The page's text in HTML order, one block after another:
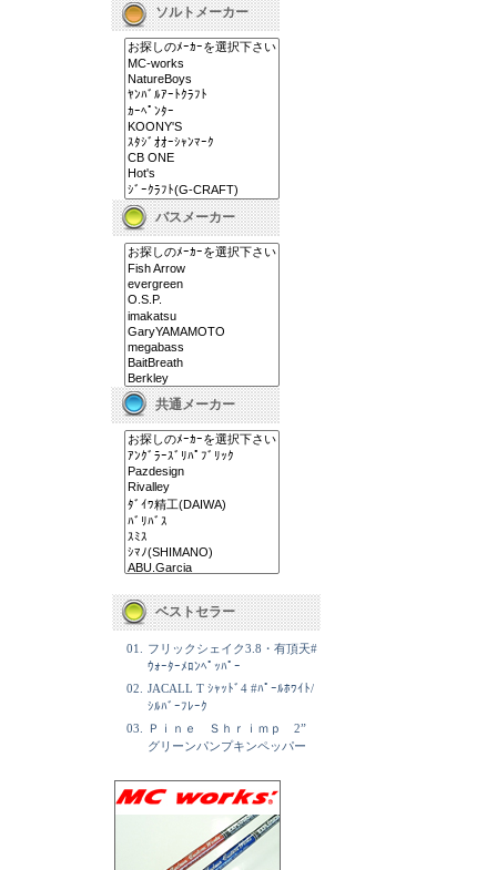
ソルトメーカー
バスメーカー
共通メーカー
ベストセラー
01.
フリックシェイク3.8・有頂天#
ｳｫｰﾀｰﾒﾛﾝﾍﾟｯﾊﾟｰ
02.
JACALL T ｼｬｯﾄﾞ4 #ﾊﾟｰﾙﾎﾜｲﾄ/
ｼﾙﾊﾞｰﾌﾚｰｸ
03.
Ｐｉｎｅ Ｓｈｒｉｍｐ 2”
グリーンパンプキンペッパー